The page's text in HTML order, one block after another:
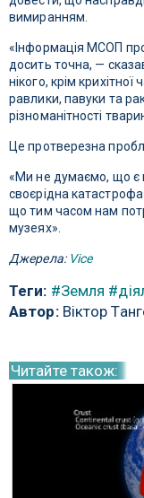
вимиранням.
«Інформація МСОП
досить точна, —
нікого, крім
равлики, павуки та
різноманітності
Це протверезна
«Ми не думаємо, що є
своєрідна
що тим часом нам
музеях».
Джерела: Vice
Теги: #Земля
Автор:Віктор
Читайте також: